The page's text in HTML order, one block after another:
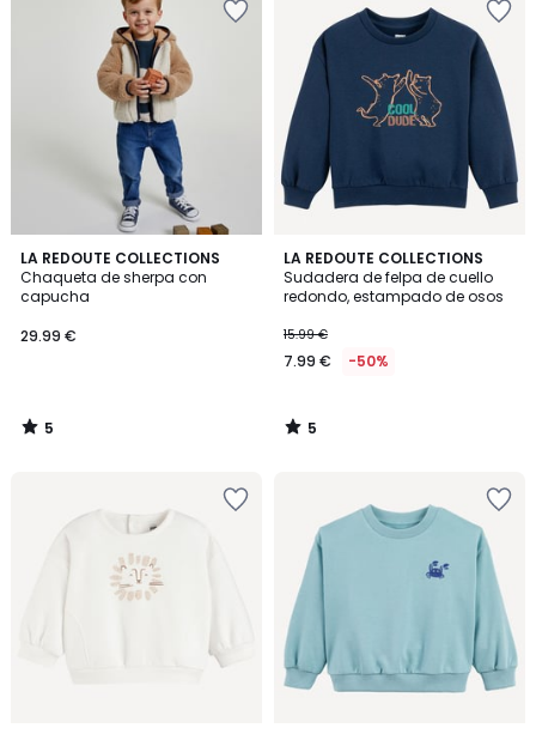
LA REDOUTE COLLECTIONS
Chaqueta de sherpa con
capucha
29.99 €
5
/
5
5
/
LA REDOUTE COLLECTIONS
Sudadera de felpa de cuello
redondo, estampado de osos
15.99 €
7.99 € -50%
5
/
5
5
/